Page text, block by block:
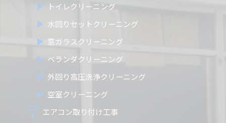
トイレクリーニング
水回りセットクリーニング
窓ガラスクリーニング
ベランダクリーニング
外回り高圧洗浄クリーニング
空室クリーニング
エアコン取り付け工事